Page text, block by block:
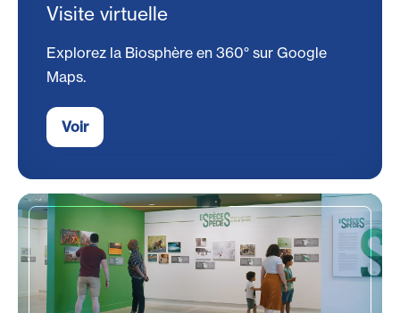
Visite virtuelle
Explorez la Biosphère en 360° sur Google
Maps.
Voir